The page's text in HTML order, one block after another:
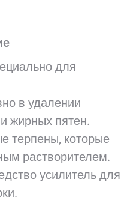
для
в удалении
жирных пятен.
терпены, которые
растворителем.
усилитель для